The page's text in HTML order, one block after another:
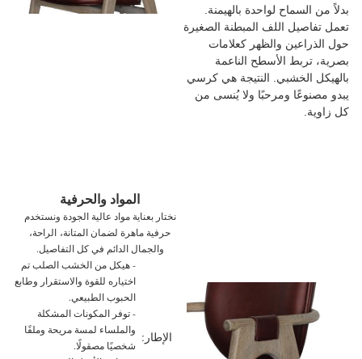
بدلاً من السماح لواحدة بالهيمنة.
تعمل تفاصيل اللف المبطنة الصغيرة
حول الذراعين والظهر كعلامات
بصرية، تربط الأسطح الناعمة
بالهيكل الخشبي. النتيجة هي كرسي
يبدو مصنوعًا ومرحبًا ولا يُنسى من
كل زاوية.
المواد والحرفية
نختار بعناية مواد عالية الجودة ونستخدم
حرفية ماهرة لضمان المتانة، الراحة،
والجمال الدائم في كل التفاصيل.
الإطار:
- هيكل من الخشب الصلب تم
اختياره للقوة والاستقرار وطابع
الحبوب الطبيعي.
- توفر المكونات المشكلة
والملساء لمسة مريحة وملفًا
شخصيًا مصقولًا.